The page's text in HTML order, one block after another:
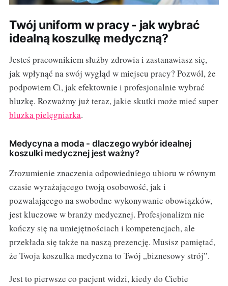
Twój uniform w pracy - jak wybrać
idealną koszulkę medyczną?
Jesteś pracownikiem służby zdrowia i zastanawiasz się,
jak wpłynąć na swój wygląd w miejscu pracy? Pozwól, że
podpowiem Ci, jak efektownie i profesjonalnie wybrać
bluzkę. Rozważmy już teraz, jakie skutki może mieć super
bluzka pielęgniarka.
Medycyna a moda - dlaczego wybór idealnej
koszulki medycznej jest ważny?
Zrozumienie znaczenia odpowiedniego ubioru w równym
czasie wyrażającego twoją osobowość, jak i
pozwalającego na swobodne wykonywanie obowiązków,
jest kluczowe w branży medycznej. Profesjonalizm nie
kończy się na umiejętnościach i kompetencjach, ale
przekłada się także na naszą prezencję. Musisz pamiętać,
że Twoja koszulka medyczna to Twój „biznesowy strój”.
Jest to pierwsze co pacjent widzi, kiedy do Ciebie